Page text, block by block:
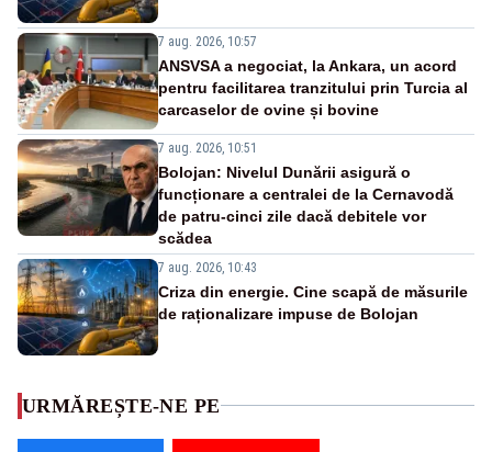
7 aug. 2026, 10:57
ANSVSA a negociat, la Ankara, un acord
pentru facilitarea tranzitului prin Turcia al
carcaselor de ovine și bovine
7 aug. 2026, 10:51
Bolojan: Nivelul Dunării asigură o
funcționare a centralei de la Cernavodă
de patru-cinci zile dacă debitele vor
scădea
7 aug. 2026, 10:43
Criza din energie. Cine scapă de măsurile
de raționalizare impuse de Bolojan
URMĂREȘTE-NE PE